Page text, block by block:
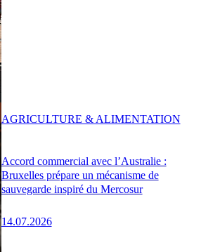
Accord commercial avec l’Australie :
Bruxelles prépare un mécanisme de
sauvegarde inspiré du Mercosur
14.07.2026
AGRICULTURE & ALIMENTATION